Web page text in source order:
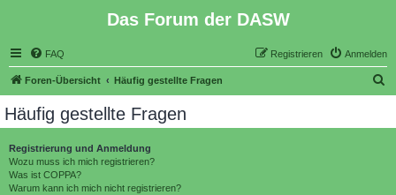
Das Forum der DASW
FAQ Anmelden
Registrieren
Foren-Übersicht Häufig gestellte Fragen
Häufig gestellte Fragen
Registrierung und Anmeldung
Wozu muss ich mich registrieren?
Was ist COPPA?
Warum kann ich mich nicht registrieren?